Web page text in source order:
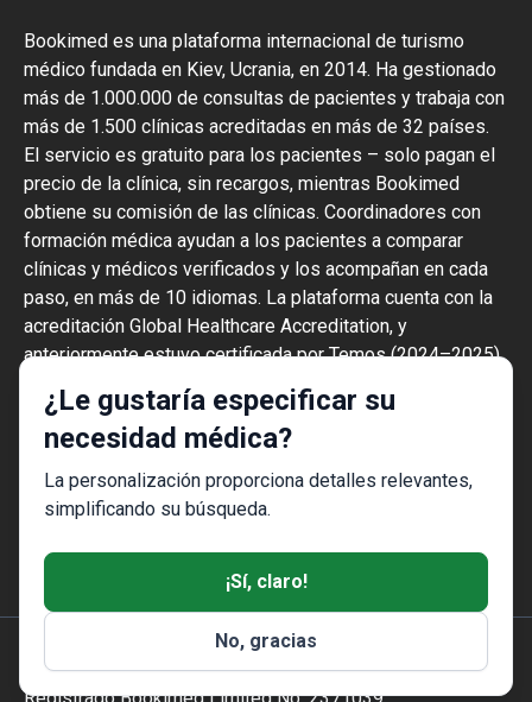
¿Le gustaría especificar su
necesidad médica?
La personalización proporciona detalles relevantes,
simplificando su búsqueda.
¡Sí, claro!
No, gracias
Bookimed es una plataforma internacional de turismo
médico fundada en Kiev, Ucrania, en 2014. Ha gestionado
más de 1.000.000 de consultas de pacientes y trabaja con
más de 1.500 clínicas acreditadas en más de 32 países.
El servicio es gratuito para los pacientes – solo pagan el
precio de la clínica, sin recargos, mientras Bookimed
obtiene su comisión de las clínicas. Coordinadores con
formación médica ayudan a los pacientes a comparar
clínicas y médicos verificados y los acompañan en cada
paso, en más de 10 idiomas. La plataforma cuenta con la
acreditación Global Healthcare Accreditation, y
anteriormente estuvo certificada por Temos (2024–2025).
Tiene una valoración de 4,6 en Trustpilot y 4,4 en Google
Reviews.
La información proporcionada en el sitio
web no es una guía de acción y no debe ser
interpretada como consejo médico o
recomendación de tratamiento y no
sustituye la visita a un médico.
© 2014-2026 Bookimed. Todos los derechos reservados.